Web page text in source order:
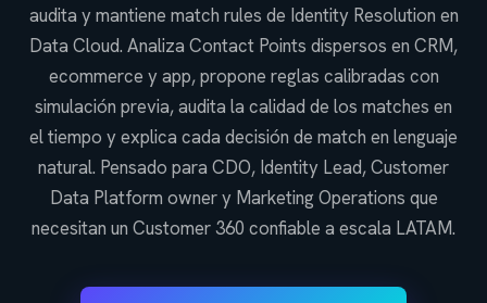
audita y mantiene match rules de Identity Resolution en
Data Cloud. Analiza Contact Points dispersos en CRM,
ecommerce y app, propone reglas calibradas con
simulación previa, audita la calidad de los matches en
el tiempo y explica cada decisión de match en lenguaje
natural. Pensado para CDO, Identity Lead, Customer
Data Platform owner y Marketing Operations que
necesitan un Customer 360 confiable a escala LATAM.